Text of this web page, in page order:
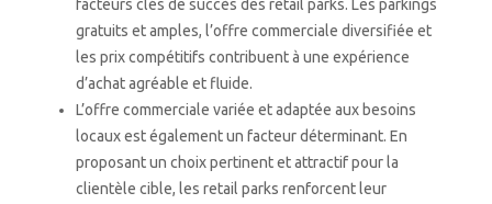
facteurs clés de succès des retail parks. Les parkings
gratuits et amples, l’offre commerciale diversifiée et
les prix compétitifs contribuent à une expérience
d’achat agréable et fluide.
L’offre commerciale variée et adaptée aux besoins
locaux est également un facteur déterminant. En
proposant un choix pertinent et attractif pour la
clientèle cible, les retail parks renforcent leur